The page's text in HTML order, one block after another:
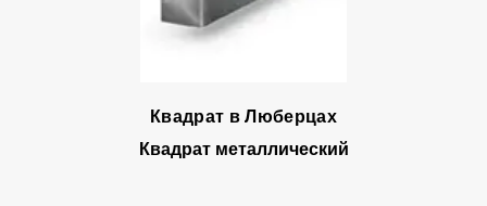
Квадрат в Люберцах
Квадрат металлический